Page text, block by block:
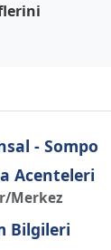
- Sompo
Acenteleri
Merkez
Bilgileri